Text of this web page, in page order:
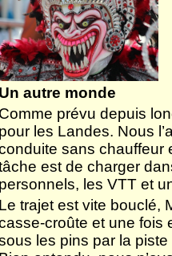
rendus
Activité
rendus - VTT
- Dimanche 03 mail
Dimanche 03 mai 2023